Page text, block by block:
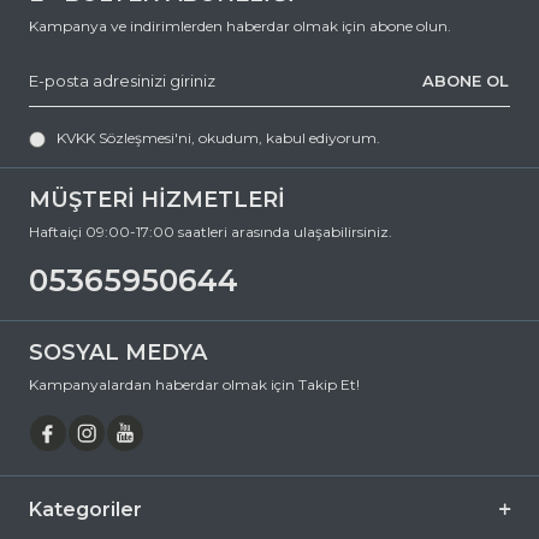
0 (536) 595 06 44
destek@ozkanoptik.com
RAY-BAN 0707S 954/33 53 Köşeli Asetat Güneş Gözlüğü, hem göz
Siparişiniz en kısa sürede kapınıza gelsin. Keyifli alışverişler dileriz.
Ürün Açıklaması
Çerçeve Şekli
Çerçeve Rengi Kahverengi
Çerçeve Materyali
Cam Rengi Kahverengi
Degrade
Polarize Hayır
Ayna
MÜŞTERİ HİZMETLERİ
Haftaiçi 09:00-17:00 saatleri arasında ulaşabilirsiniz.
05365950644
Kampanya ve indirimlerden haberdar olmak için abone olun.
ABONE OL
KVKK Sözleşmesi'ni, okudum, kabul ediyorum.
SOSYAL MEDYA
Kampanyalardan haberdar olmak için Takip Et!
Kategoriler